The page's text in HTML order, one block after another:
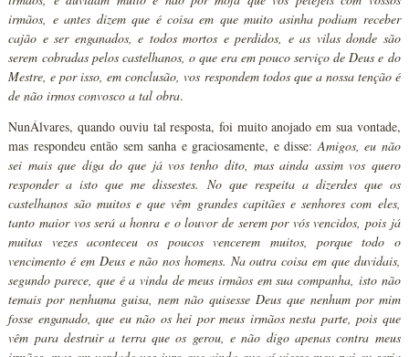
irmãos, e antes dizem que é coisa em que muito asinha podiam receber
cajão e ser enganados, e todos mortos e perdidos, e as vilas donde são
serem cobradas pelos castelhanos, o que era em pouco serviço de Deus e do
Mestre, e por isso, em conclusão, vos respondem todos que a nossa tenção é
de não irmos convosco a tal obra.
NunÁlvares, quando ouviu tal resposta, foi muito anojado em sua vontade,
mas respondeu então sem sanha e graciosamente, e disse:Amigos, eu não
sei mais que diga do que já vos tenho dito, mas ainda assim vos quero
responder a isto que me dissestes. No que respeita a dizerdes que os
castelhanos são muitos e que vêm grandes capitães e senhores com eles,
tanto maior vos será a honra e o louvor de serem por vós vencidos, pois já
muitas vezes aconteceu os poucos vencerem muitos, porque todo o
vencimento é em Deus e não nos homens. Na outra coisa em que duvidais,
segundo parece, que é a vinda de meus irmãos em sua companha, isto não
temais por nenhuma guisa, nem não quisesse Deus que nenhum por mim
fosse enganado, que eu não os hei por meus irmãos nesta parte, pois que
vêm para destruir a terra que os gerou, e não digo apenas contra meus